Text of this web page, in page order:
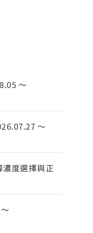
～
～
濃度選擇與正